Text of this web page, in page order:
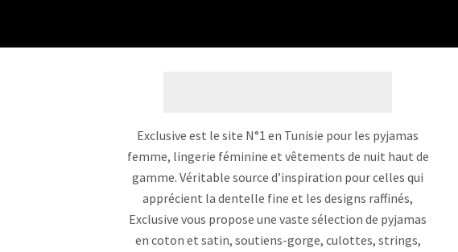
Exclusive est le site N°1 en Tunisie pour les pyjamas
femme, lingerie féminine et vêtements de nuit haut de
gamme. Véritable source d’inspiration pour celles qui
apprécient la dentelle fine et les designs raffinés,
Exclusive vous propose une vaste sélection de pyjamas
en coton et satin, soutiens-gorge, culottes, strings,